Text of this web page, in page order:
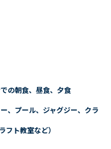
の朝食、昼食、夕食
、プール、ジャグジー、クラ
フト教室など）